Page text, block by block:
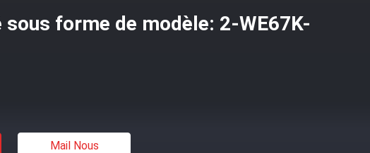
forme de modèle: 2-WE67K-
Mail Nous